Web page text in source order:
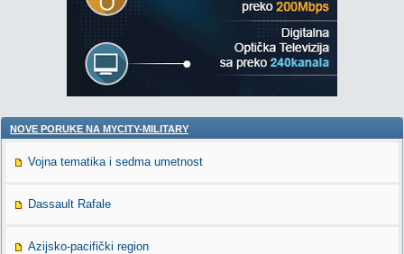
NOVE PORUKE NA MYCITY-MILITARY
Vojna tematika i sedma umetnost
Dassault Rafale
Azijsko-pacifički region